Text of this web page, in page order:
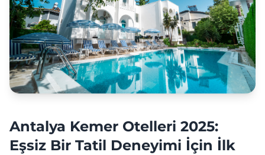
Antalya Kemer Otelleri 2025:
Eşsiz Bir Tatil Deneyimi İçin İlk